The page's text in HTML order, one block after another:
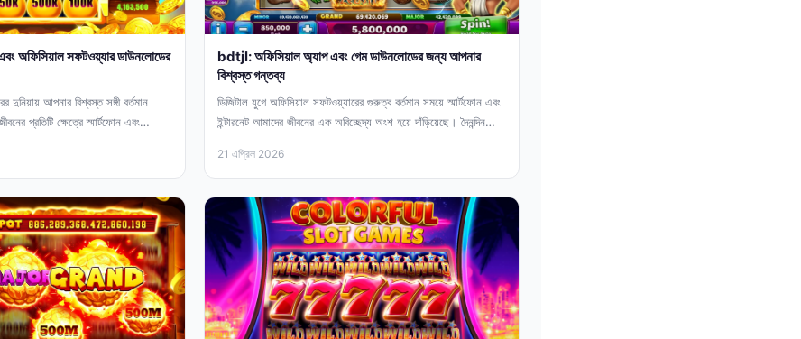
অফিসিয়াল সফটওয়্যার ডাউনলোডের
আপনার বিশ্বস্ত সঙ্গী বর্তমান
প্রতিটি ক্ষেত্রে স্মার্টফোন এবং
bdtjl: অফিসিয়াল অ্যাপ এবং গেম ডাউনলোডের জন্য আপনার
বিশ্বস্ত গন্তব্য
ডিজিটাল যুগে অফিসিয়াল সফটওয়্যারের গুরুত্ব বর্তমান সময়ে স্মার্টফোন এবং
ইন্টারনেট আমাদের জীবনের এক অবিচ্ছেদ্য অংশ হয়ে দাঁড়িয়েছে। দৈনন্দিন
21 এপ্রিল 2026